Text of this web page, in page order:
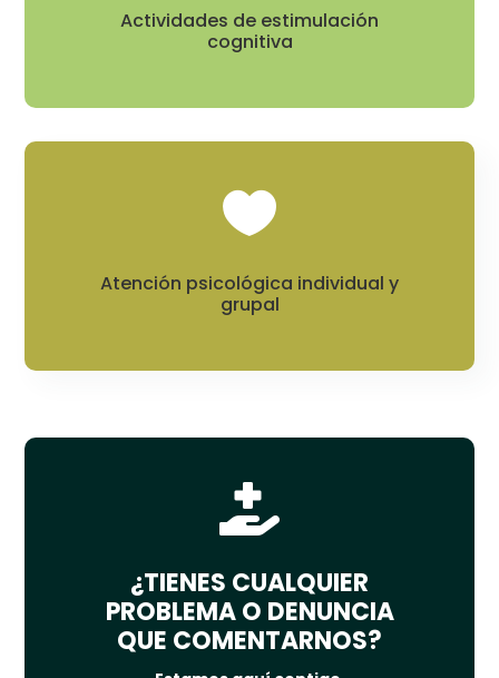
Actividades de estimulación
cognitiva

Atención psicológica individual y
grupal

¿TIENES CUALQUIER
PROBLEMA O DENUNCIA
QUE COMENTARNOS?